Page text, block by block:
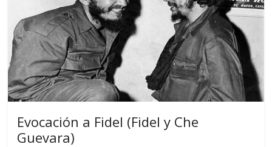
Evocación a Fidel (Fidel y Che
Guevara)